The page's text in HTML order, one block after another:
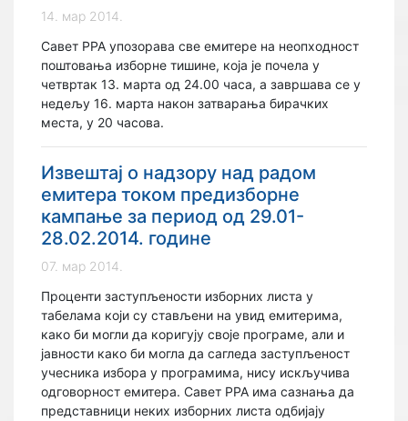
14. мар 2014.
Савет РРА упозорава све емитере на неопходност
поштовања изборне тишине, која је почела у
четвртак 13. марта од 24.00 часа, а завршава се у
недељу 16. марта након затварања бирачких
места, у 20 часова.
Извештај о надзору над радом
емитера током предизборне
кампање за период од 29.01-
28.02.2014. године
07. мар 2014.
Проценти заступљености изборних листа у
табелама који су стављени на увид емитерима,
како би могли да коригују своје програме, али и
јавности како би могла да сагледа заступљеност
учесника избора у програмима, нису искључива
одговорност емитера. Савет РРА има сазнања да
представници неких изборних листа одбијају